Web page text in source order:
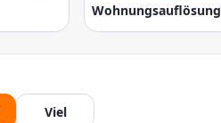
Wohnungsauflösung
Viel